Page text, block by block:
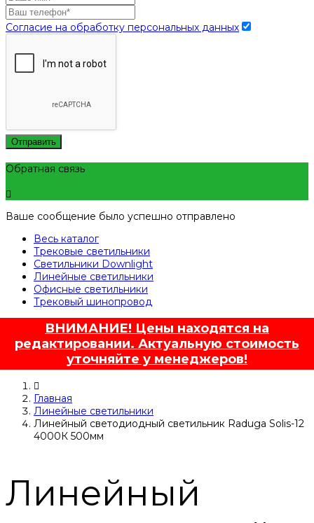
Согласие на обработку персональных данных
Отправить
Обратная связь
Ваше сообщение было успешно отправлено
Весь каталог
Трековые светильники
Светильники Downlight
Линейные светильники
Офисные светильники
Трековый шинопровод
ВНИМАНИЕ! Цены находятся на
редактировании. Актуальную стоимость
уточняйте у менеджеров!
Главная
Линейные светильники
Линейный светодиодный светильник Raduga Solis-12
4000К 500мм
Линейный